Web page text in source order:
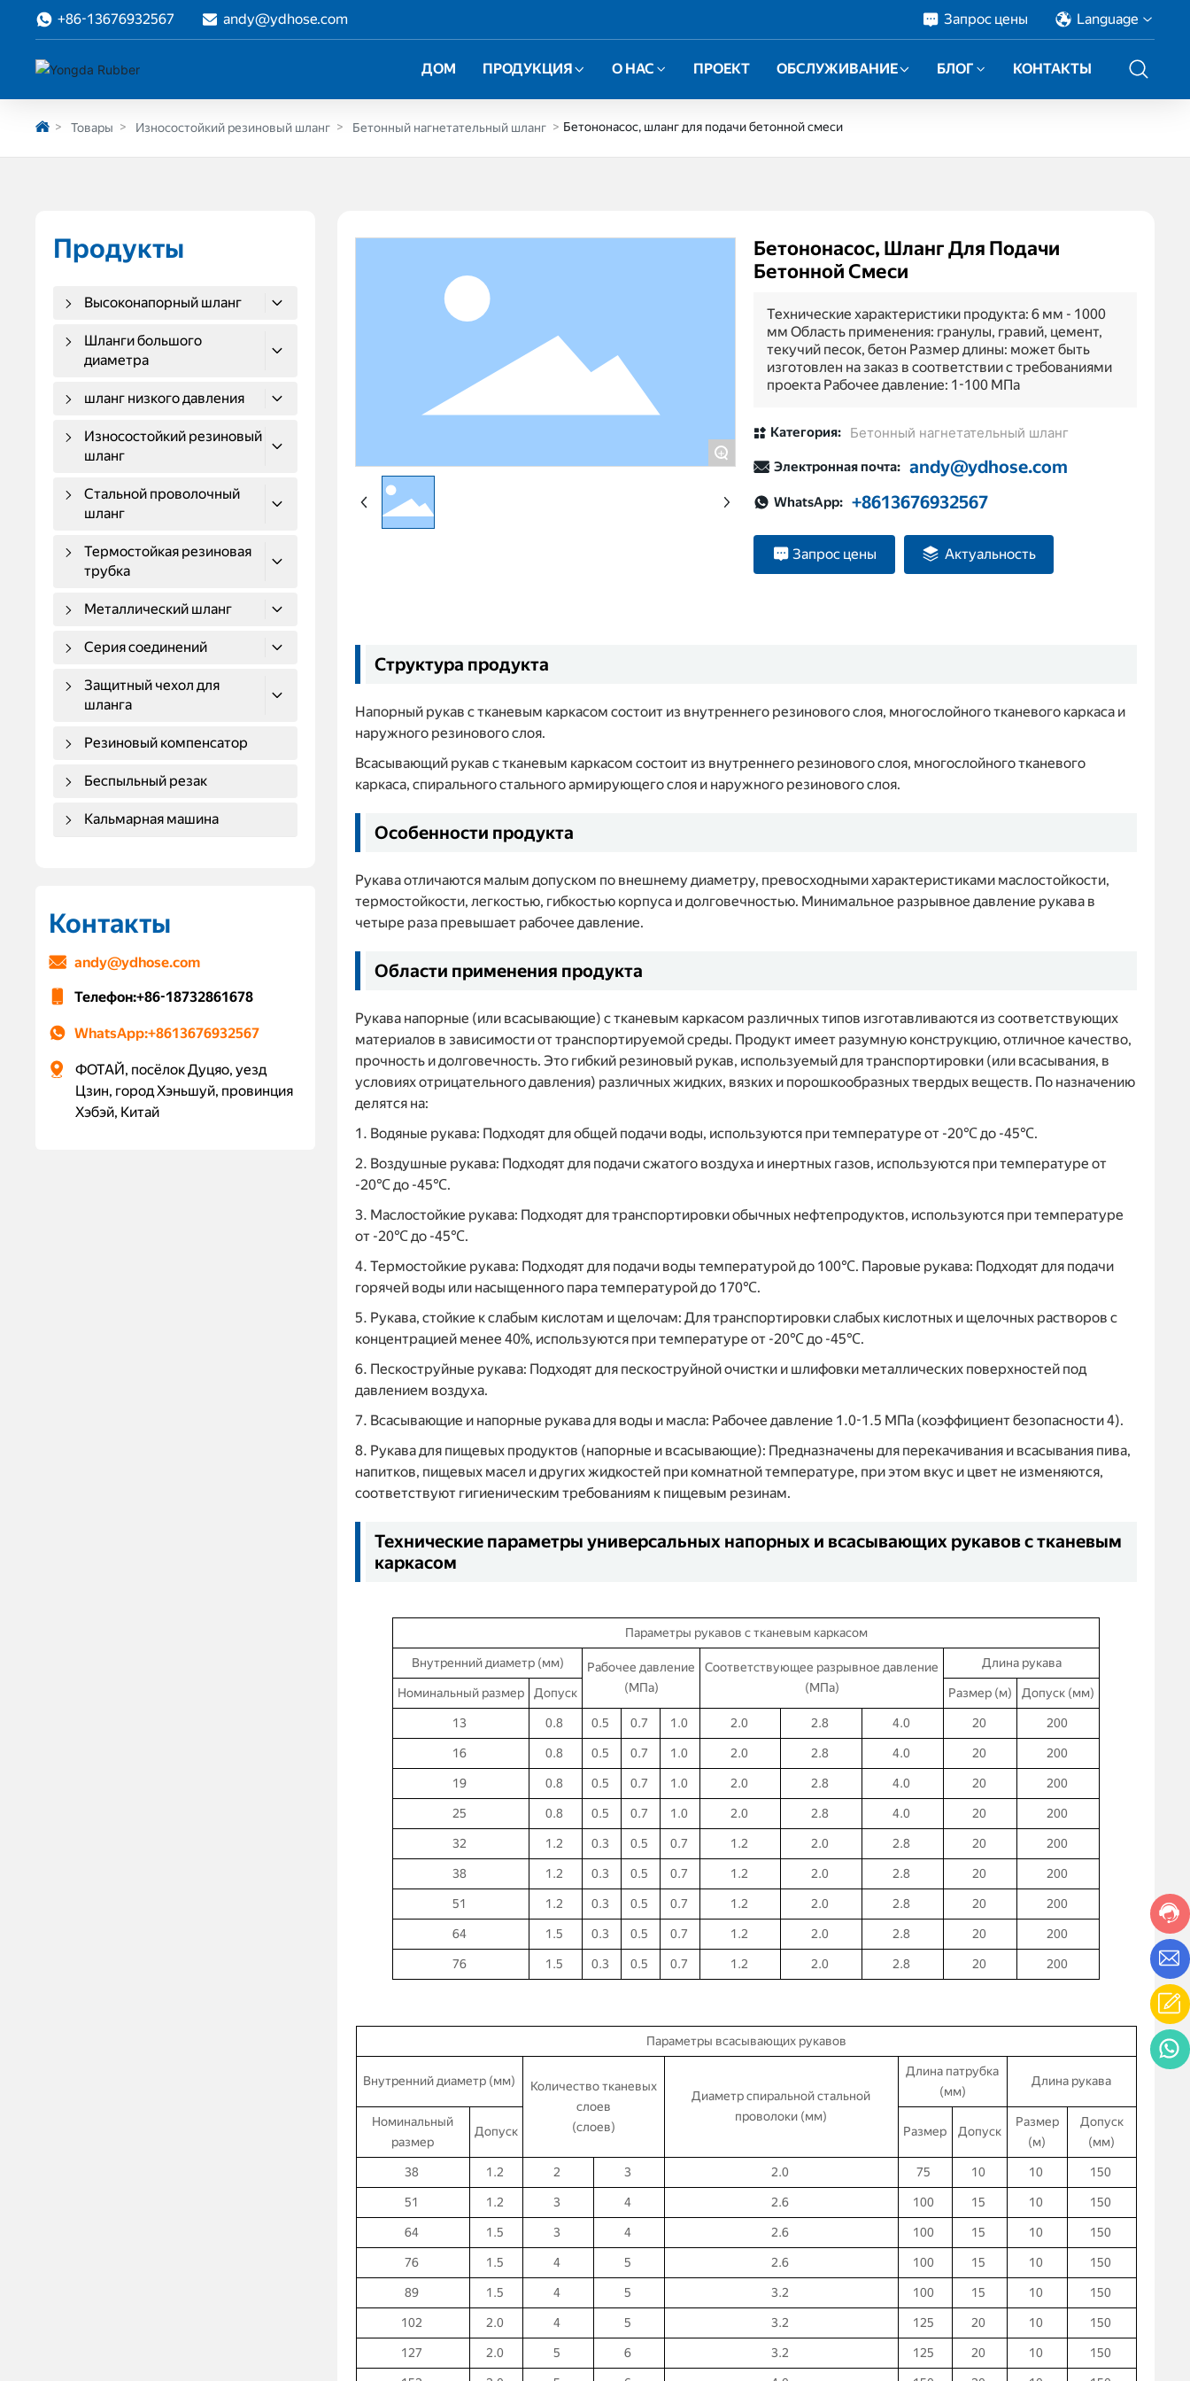
+86-13676932567 andy@ydhose.com Запрос цены Language
ДОМ ПРОДУКЦИЯ О НАС ПРОЕКТ ОБСЛУЖИВАНИЕ БЛОГ КОНТАКТЫ
Товары Износостойкий резиновый шланг Бетонный нагнетательный шланг Бетононасос, шланг для подачи бетонной смеси
Продукты
Высоконапорный шланг
Шланги большого
диаметра
шланг низкого давления
Износостойкий резиновый
шланг
Стальной проволочный
шланг
Термостойкая резиновая
трубка
Металлический шланг
Серия соединений
Защитный чехол для
шланга
Резиновый компенсатор
Беспыльный резак
Кальмарная машина
Контакты
andy@ydhose.com
Телефон:+86-18732861678
WhatsApp:+8613676932567
ФОТАЙ, посёлок Дуцяо, уезд
Цзин, город Хэньшуй, провинция
Хэбэй, Китай
+
Бетононасос, Шланг Для Подачи
Бетонной Смеси
Технические характеристики продукта: 6 мм - 1000
мм Область применения: гранулы, гравий, цемент,
текучий песок, бетон Размер длины: может быть
изготовлен на заказ в соответствии с требованиями
проекта Рабочее давление: 1-100 МПа
Категория: Бетонный нагнетательный шланг
Электронная почта: andy@ydhose.com
WhatsApp: +8613676932567
Запрос цены Актуальность
Структура продукта
Напорный рукав с тканевым каркасом состоит из внутреннего резинового слоя, многослойного тканевого каркаса и
наружного резинового слоя.
Всасывающий рукав с тканевым каркасом состоит из внутреннего резинового слоя, многослойного тканевого
каркаса, спирального стального армирующего слоя и наружного резинового слоя.
Особенности продукта
Рукава отличаются малым допуском по внешнему диаметру, превосходными характеристиками маслостойкости,
термостойкости, легкостью, гибкостью корпуса и долговечностью. Минимальное разрывное давление рукава в
четыре раза превышает рабочее давление.
Области применения продукта
Рукава напорные (или всасывающие) с тканевым каркасом различных типов изготавливаются из соответствующих
материалов в зависимости от транспортируемой среды. Продукт имеет разумную конструкцию, отличное качество,
прочность и долговечность. Это гибкий резиновый рукав, используемый для транспортировки (или всасывания, в
условиях отрицательного давления) различных жидких, вязких и порошкообразных твердых веществ. По назначению
делятся на:
1. Водяные рукава: Подходят для общей подачи воды, используются при температуре от -20℃ до -45℃.
2. Воздушные рукава: Подходят для подачи сжатого воздуха и инертных газов, используются при температуре от
-20℃ до -45℃.
3. Маслостойкие рукава: Подходят для транспортировки обычных нефтепродуктов, используются при температуре
от -20℃ до -45℃.
4. Термостойкие рукава: Подходят для подачи воды температурой до 100℃. Паровые рукава: Подходят для подачи
горячей воды или насыщенного пара температурой до 170℃.
5. Рукава, стойкие к слабым кислотам и щелочам: Для транспортировки слабых кислотных и щелочных растворов с
концентрацией менее 40%, используются при температуре от -20℃ до -45℃.
6. Пескоструйные рукава: Подходят для пескоструйной очистки и шлифовки металлических поверхностей под
давлением воздуха.
7. Всасывающие и напорные рукава для воды и масла: Рабочее давление 1.0-1.5 МПа (коэффициент безопасности 4).
8. Рукава для пищевых продуктов (напорные и всасывающие): Предназначены для перекачивания и всасывания пива,
напитков, пищевых масел и других жидкостей при комнатной температуре, при этом вкус и цвет не изменяются,
соответствуют гигиеническим требованиям к пищевым резинам.
Технические параметры универсальных напорных и всасывающих рукавов с тканевым
каркасом
Параметры рукавов с тканевым каркасом
Внутренний диаметр (мм)
Рабочее давление
(МПа)
Соответствующее разрывное давление
(МПа)
Длина рукава
Номинальный размер Допуск Размер (м) Допуск (мм)
13 0.8 0.5 0.7 1.0 2.0 2.8 4.0 20 200
16 0.8 0.5 0.7 1.0 2.0 2.8 4.0 20 200
19 0.8 0.5 0.7 1.0 2.0 2.8 4.0 20 200
25 0.8 0.5 0.7 1.0 2.0 2.8 4.0 20 200
32 1.2 0.3 0.5 0.7 1.2 2.0 2.8 20 200
38 1.2 0.3 0.5 0.7 1.2 2.0 2.8 20 200
51 1.2 0.3 0.5 0.7 1.2 2.0 2.8 20 200
64 1.5 0.3 0.5 0.7 1.2 2.0 2.8 20 200
76 1.5 0.3 0.5 0.7 1.2 2.0 2.8 20 200
Параметры всасывающих рукавов
Внутренний диаметр (мм)
Количество тканевых
слоев
(слоев)
Диаметр спиральной стальной
проволоки (мм)
Длина патрубка
(мм)
Длина рукава
Номинальный
размер
Допуск Размер Допуск
Размер
(м)
Допуск
(мм)
38 1.2 2 3 2.0 75 10 10 150
51 1.2 3 4 2.6 100 15 10 150
64 1.5 3 4 2.6 100 15 10 150
76 1.5 4 5 2.6 100 15 10 150
89 1.5 4 5 3.2 100 15 10 150
102 2.0 4 5 3.2 125 20 10 150
127 2.0 5 6 3.2 125 20 10 150